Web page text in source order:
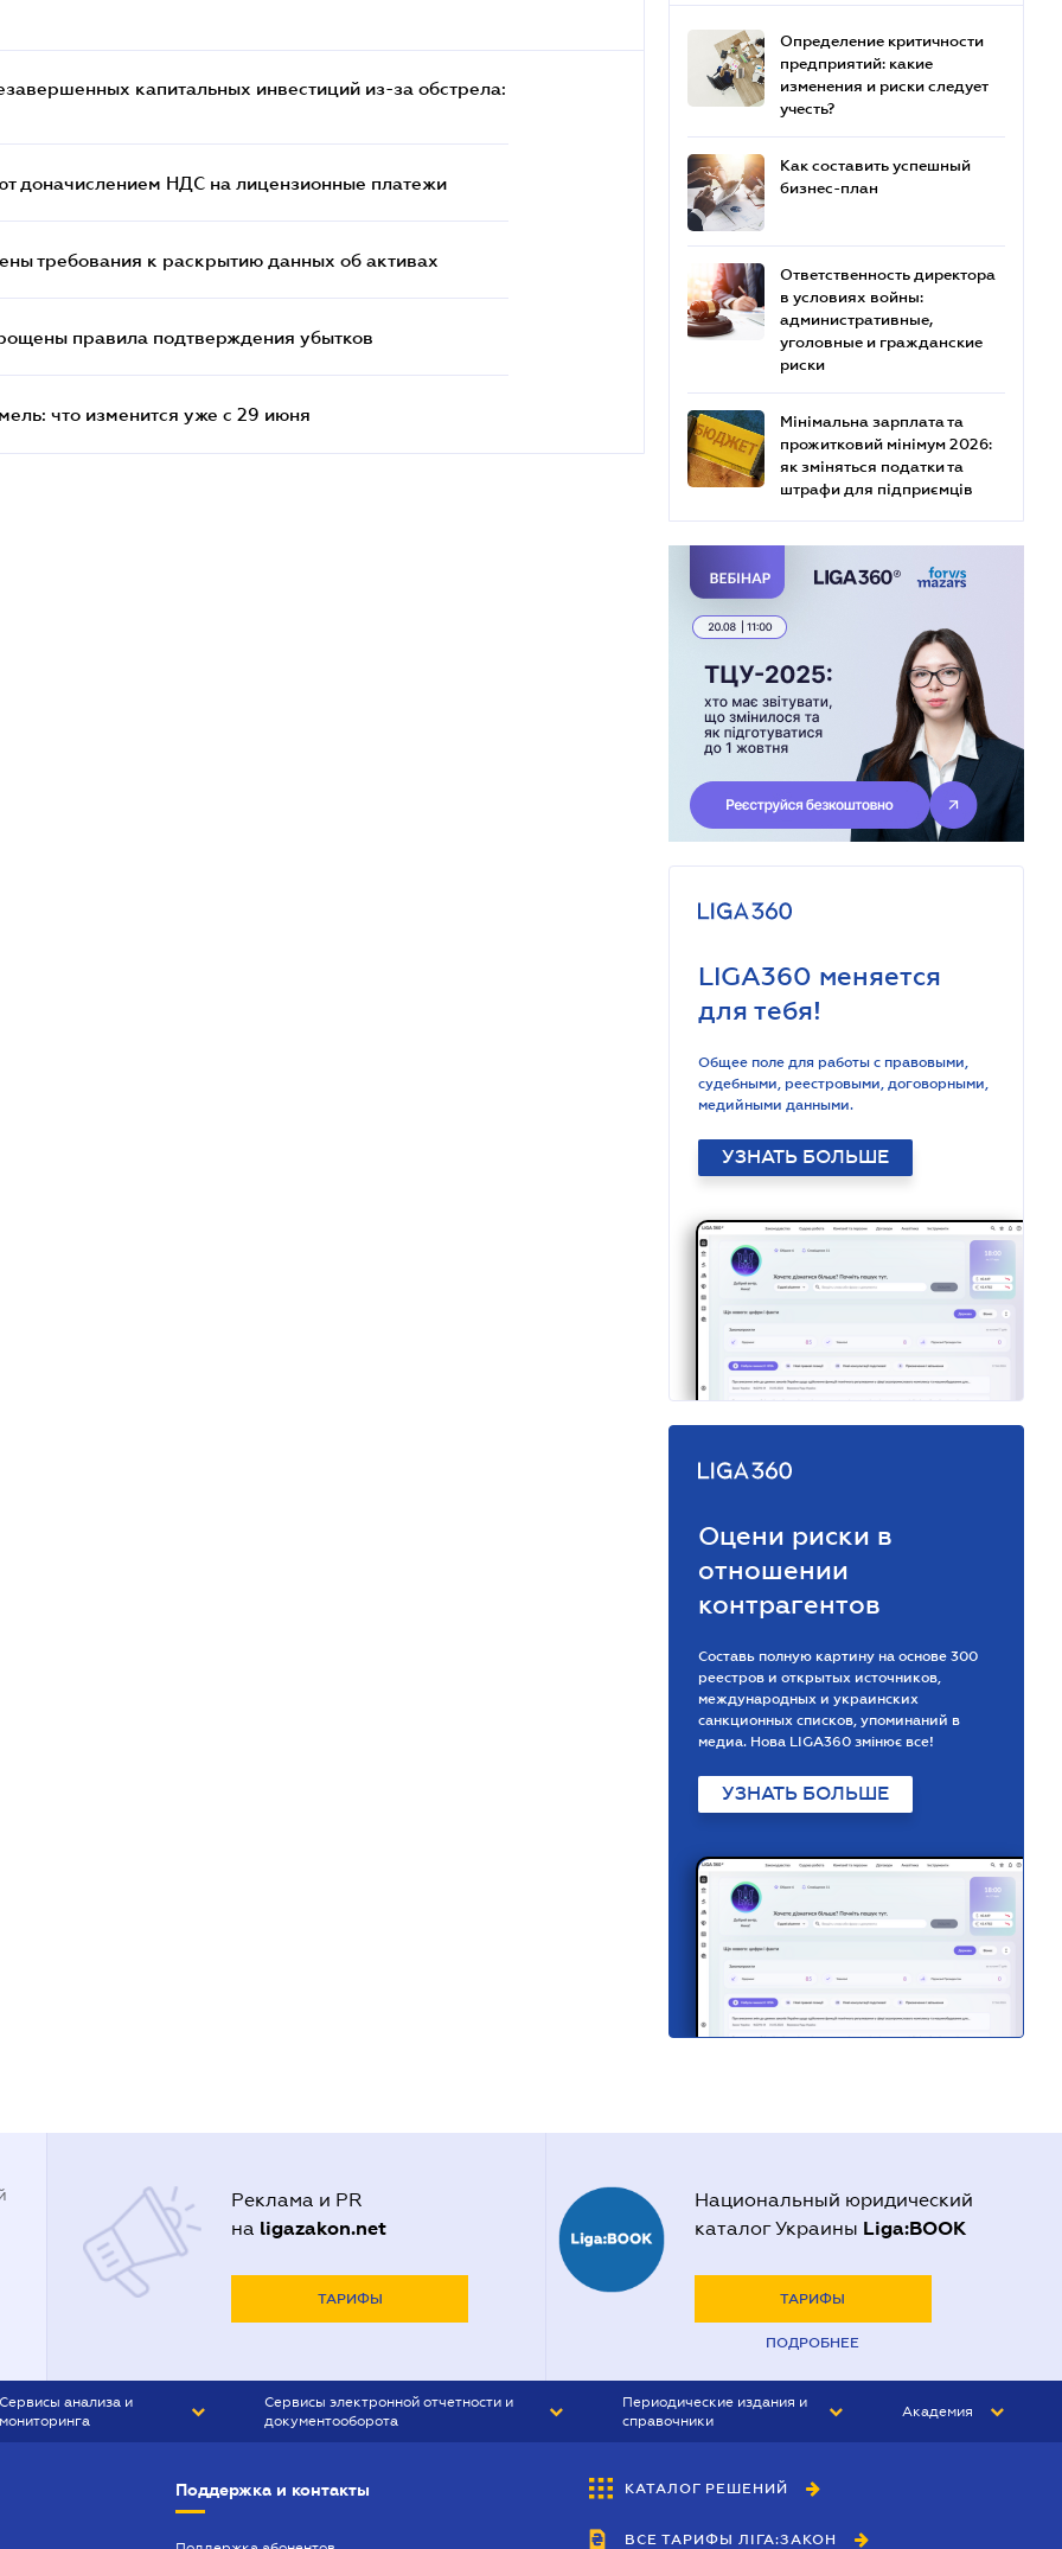
капитальных инвестиций из-за обстрела:
доначислением НДС на лицензионные платежи
требования к раскрытию данных об активах
правила подтверждения убытков
что изменится уже с 29 июня
Определение критичности
предприятий: какие
изменения и риски следует
учесть?
Как составить успешный
бизнес-план
Ответственность директора
в условиях войны:
административные,
уголовные и гражданские
риски
Мінімальна зарплата та
прожитковий мінімум 2026:
як зміняться податки та
штрафи для підприємців
LIGA360 меняется
для тебя!
Общее поле для работы с правовыми,
судебными, реестровыми, договорными,
медийными данными.
УЗНАТЬ БОЛЬШЕ
Оцени риски в
отношении
контрагентов
Составь полную картину на основе 300
реестров и открытых источников,
международных и украинских
санкционных списков, упоминаний в
медиа. Нова LIGA360 змінює все!
УЗНАТЬ БОЛЬШЕ
Реклама и PR
на ligazakon.net
ТАРИФЫ
Национальный юридический
каталог Украины Liga:BOOK
ТАРИФЫ
ПОДРОБНЕЕ
Сервисы анализа и
мониторинга
Сервисы электронной отчетности и
документооборота
Периодические издания и
справочники
БУХГАЛТЕР&ЗАКОН
ВЕСТНИК МСФО
Академия
Поддержка и контакты КАТАЛОГ РЕШЕНИЙ
ВСЕ ТАРИФЫ ЛІГА:ЗАКОН